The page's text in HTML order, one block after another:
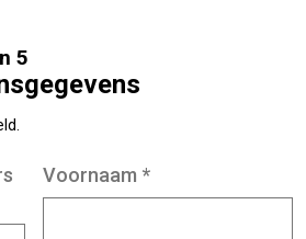
5
Voornaam *